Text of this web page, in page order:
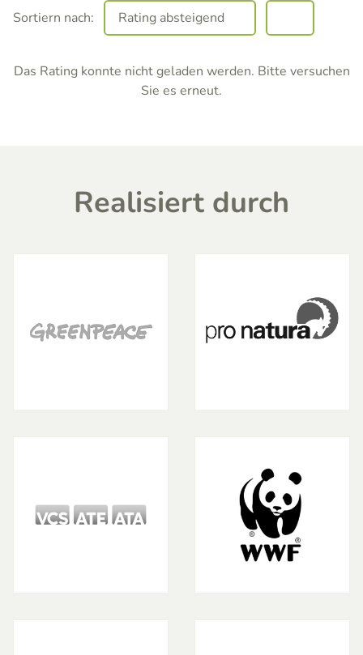
Sortiern nach:
Das Rating konnte nicht geladen werden. Bitte versuchen
Sie es erneut.
Realisiert durch